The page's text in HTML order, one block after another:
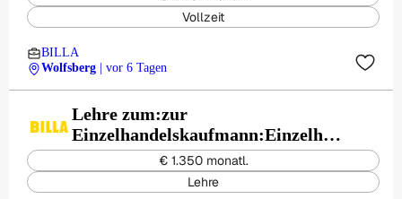
Vollzeit
BILLA
Wolfsberg
| vor 6 Tagen
Lehre zum:zur
Einzelhandelskaufmann:Einzelhan
delskauffrau Schwerpunkt
Feinkostfachverkauf
€ 1.350 monatl.
Lehre